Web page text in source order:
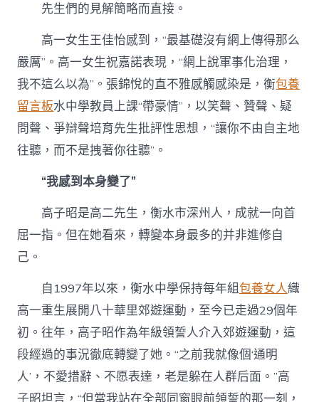
先生們的見解簡略而直接。
高一女生王佳怡感到，“最基礎沒有網上傳得那么
嚴厲”。高一女生祝嘉諾表現，“網上說軍事化治理，
我不這么以為”。張錦悅的直不雅感觸感染是，衡包養
留言板水中學教員上課“帶豪情”，以笑聲、贊聲、疑
問聲、爭辯聲培育先生批評性思想，“讓你不由自主地
往聽，而不是拽著你往聽”。
“我感到本身變了”
高子昭是高二先生，衡水市深州人，成就一向首
屈一指。但在她看來，轉變本身最多的并非進修自
己。
自1997年以來，衡水中學保持每年組包養女人織
高一重生展開八十華里郊遊運動，至今已走過29個年
初。往年，高子昭作為年級領誓人介入郊遊運動，這
段經過的事況徹底轉變了她。“之前我就像個‘通明
人’，不愛措辭、不愿表達，老是躲在人群后面。”高